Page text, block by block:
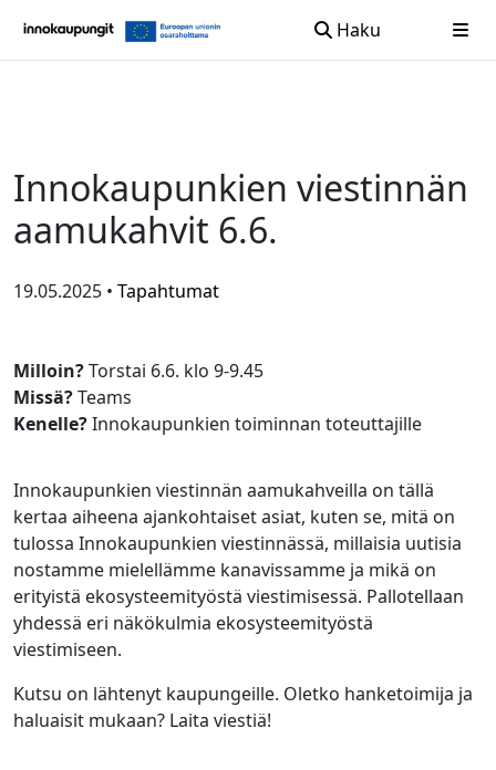
Haku
Innokaupunkien viestinnän
aamukahvit 6.6.
19.05.2025 • Tapahtumat
Milloin?Torstai 6.6. klo 9-9.45
Missä?Teams
Kenelle?Innokaupunkien toiminnan toteuttajille
Innokaupunkien viestinnän aamukahveilla on tällä
kertaa aiheena ajankohtaiset asiat, kuten se, mitä on
tulossa Innokaupunkien viestinnässä, millaisia uutisia
nostamme mielellämme kanavissamme ja mikä on
erityistä ekosysteemityöstä viestimisessä. Pallotellaan
yhdessä eri näkökulmia ekosysteemityöstä
viestimiseen.
Kutsu on lähtenyt kaupungeille. Oletko hanketoimija ja
haluaisit mukaan? Laita viestiä!